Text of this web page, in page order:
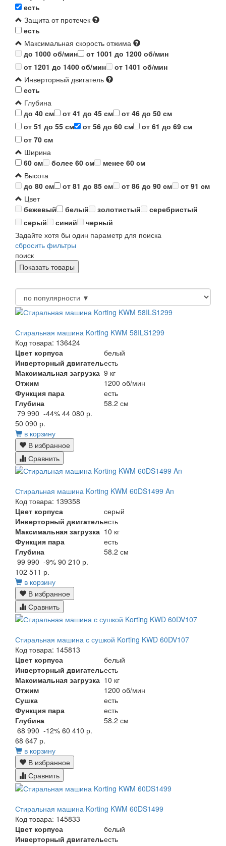
есть
Защита от протечек
есть
Максимальная скорость отжима
до 1000 об/мин
от 1001 до 1200 об/мин
от 1201 до 1400 об/мин
от 1401 об/мин
Инверторный двигатель
есть
Глубина
до 40 см
от 41 до 45 см
от 46 до 50 см
от 51 до 55 см
от 56 до 60 см
от 61 до 69 см
от 70 см
Ширина
60 см
более 60 см
менее 60 см
Высота
до 80 см
от 81 до 85 см от 86 до 90 см
от 91 см
Цвет
бежевый
белый золотистый
серебристый
серый
синий
черный
Задайте хотя бы один параметр для поиска
сбросить фильтры
поиск
Стиральная машина Korting KWM 58ILS1299
Код товара: 136424
Цвет корпуса
белый
Инверторный двигательесть
Максимальная загрузка 9 кг
Отжим
1200 об/мин
Функция пара
есть
Глубина
58.2 см
79 990 -44% 44 080 р.
50 090 р.
в корзину
В избранное
Сравнить
Стиральная машина Korting KWM 60DS1499 An
Код товара: 139358
Цвет корпуса
серый
Инверторный двигательесть
Максимальная загрузка 10 кг
Функция пара
есть
Глубина
58.2 см
99 990 -9% 90 210 р.
102 511 р.
в корзину
В избранное
Сравнить
Стиральная машина с сушкой Korting KWD 60DV107
Код товара: 145813
Цвет корпуса
белый
Инверторный двигательесть
Максимальная загрузка 10 кг
Отжим
1200 об/мин
Сушка
есть
Функция пара
есть
Глубина
58.2 см
68 990 -12% 60 410 р.
68 647 р.
в корзину
В избранное
Сравнить
Стиральная машина Korting KWM 60DS1499
Код товара: 145833
Цвет корпуса
белый
Инверторный двигательесть